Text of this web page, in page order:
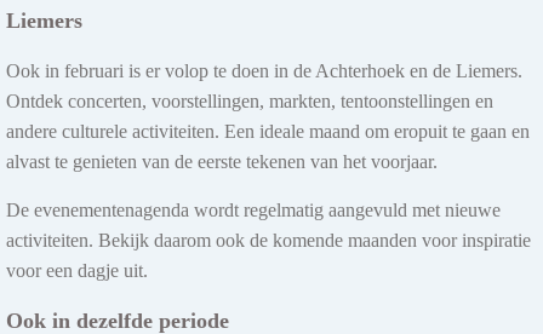
Liemers
Ook in februari is er volop te doen in de Achterhoek en de Liemers.
Ontdek concerten, voorstellingen, markten, tentoonstellingen en
andere culturele activiteiten. Een ideale maand om eropuit te gaan en
alvast te genieten van de eerste tekenen van het voorjaar.
De evenementenagenda wordt regelmatig aangevuld met nieuwe
activiteiten. Bekijk daarom ook de komende maanden voor inspiratie
voor een dagje uit.
Ook in dezelfde periode